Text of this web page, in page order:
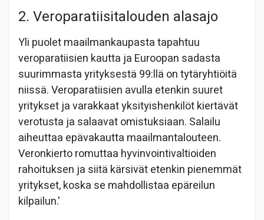
2. Veroparatiisitalouden alasajo
Yli puolet maailmankaupasta tapahtuu
veroparatiisien kautta ja Euroopan sadasta
suurimmasta yrityksestä 99:llä on tytäryhtiöitä
niissä. Veroparatiisien avulla etenkin suuret
yritykset ja varakkaat yksityishenkilöt kiertävät
verotusta ja salaavat omistuksiaan. Salailu
aiheuttaa epävakautta maailmantalouteen.
Veronkierto romuttaa hyvinvointivaltioiden
rahoituksen ja siitä kärsivät etenkin pienemmät
yritykset, koska se mahdollistaa epäreilun
kilpailun.'